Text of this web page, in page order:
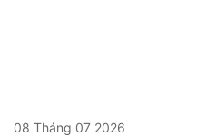
08 Tháng 07 2026